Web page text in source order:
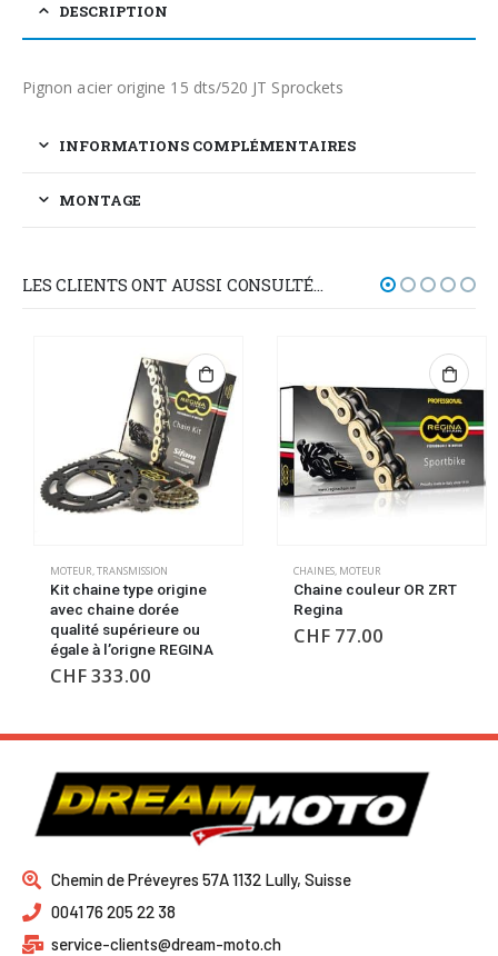
DESCRIPTION
Pignon acier origine 15 dts/520 JT Sprockets
INFORMATIONS COMPLÉMENTAIRES
MONTAGE
LES CLIENTS ONT AUSSI CONSULTÉ…
MOTEUR,TRANSMISSION
Kit chaine type origine
avec chaine dorée
qualité supérieure ou
égale à l’origne REGINA
CHF333.00
CHAINES,MOTEUR
Chaine couleur OR ZRT
Regina
CHF77.00
Chemin de Préveyres 57A 1132 Lully, Suisse
0041 76 205 22 38
service-clients@dream-moto.ch